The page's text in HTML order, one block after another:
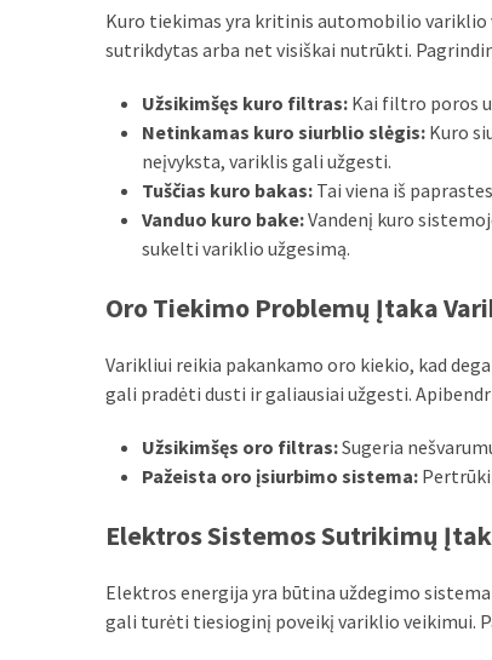
Kuro tiekimas yra kritinis automobilio
sutrikdytas arba net visiškai nutrūkti.
Užsikimšęs kuro filtras: Kai filtro poros
Netinkamas kuro siurblio slėgis: Kuro
neįvyksta, variklis gali užgesti.
Tuščias kuro bakas: Tai viena iš
Vanduo kuro bake:Vandenį kuro
sukelti variklio užgesimą.
Oro Tiekimo Problemų Įtaka
Varikliui reikia pakankamo oro kiekio, kad
gali pradėti dusti ir galiausiai užgesti.
Užsikimšęs oro filtras:Sugeria
Pažeista oro įsiurbimo sistema:
Elektros Sistemos Sutrikimų
Elektros energija yra būtina uždegimo
gali turėti tiesioginį poveikį variklio veikimui.